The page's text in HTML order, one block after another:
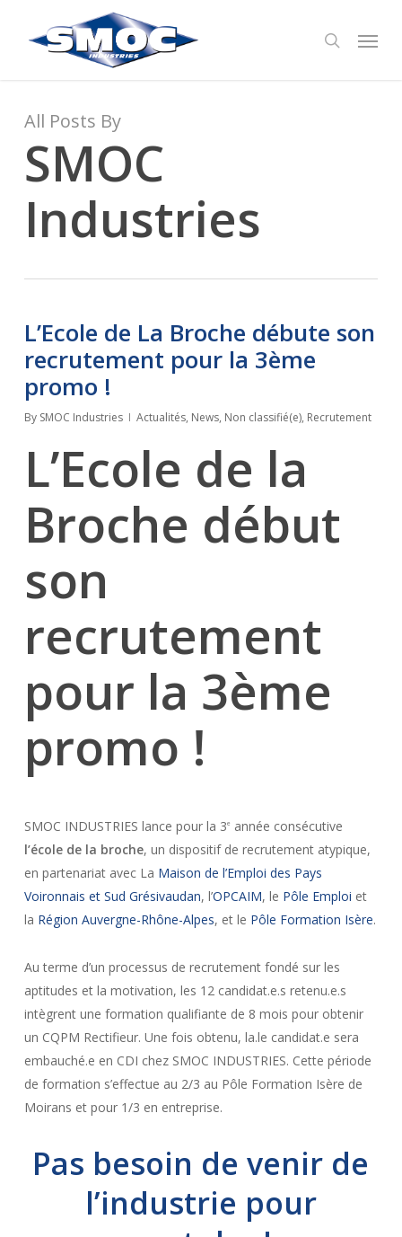
search
Menu
All Posts By
SMOC
Industries
L’Ecole de La Broche débute son
recrutement pour la 3ème
promo !
By SMOC Industries Actualités, News, Non classifié(e), Recrutement
L’Ecole de la
Broche début
son
recrutement
pour la 3ème
promo !
SMOC INDUSTRIES lance pour la 3e
année consécutive
l’école de la broche, un dispositif de recrutement atypique,
en partenariat avec La Maison de l’Emploi des Pays
Voironnais et Sud Grésivaudan, l’OPCAIM, le Pôle Emploi et
la Région Auvergne-Rhône-Alpes, et le Pôle Formation Isère.
Au terme d’un processus de recrutement fondé sur les
aptitudes et la motivation, les 12 candidat.e.s retenu.e.s
intègrent une formation qualifiante de 8 mois pour obtenir
un CQPM Rectifieur. Une fois obtenu, la.le candidat.e sera
embauché.e en CDI chez SMOC INDUSTRIES. Cette période
de formation s’effectue au 2/3 au Pôle Formation Isère de
Moirans et pour 1/3 en entreprise.
Pas besoin de venir de
l’industrie pour